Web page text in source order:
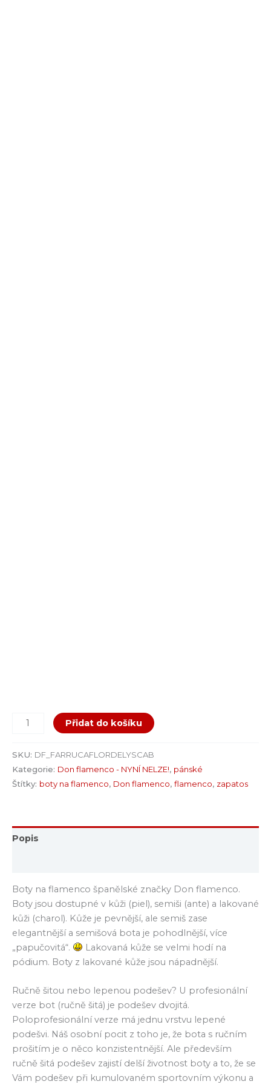
Přidat do košíku
SKU: DF_FARRUCAFLORDELYSCAB
Kategorie: Don flamenco - NYNÍ NELZE!, pánské
Štítky: boty na flamenco, Don flamenco, flamenco, zapatos
Popis
Boty na flamenco španělské značky Don flamenco.
Boty jsou dostupné v kůži (piel), semiši (ante) a lakované
kůži (charol). Kůže je pevnější, ale semiš zase
elegantnější a semišová bota je pohodlnější, více
„papučovitá“.
Lakovaná kůže se velmi hodí na
pódium. Boty z lakované kůže jsou nápadnější.
Ručně šitou nebo lepenou podešev? U profesionální
verze bot (ručně šitá) je podešev dvojitá.
Poloprofesionální verze má jednu vrstvu lepené
podešvi. Náš osobní pocit z toho je, že bota s ručním
prošitím je o něco konzistentnější. Ale především
ručně šitá podešev zajistí delší životnost boty a to, že se
Vám podešev při kumulovaném sportovním výkonu a